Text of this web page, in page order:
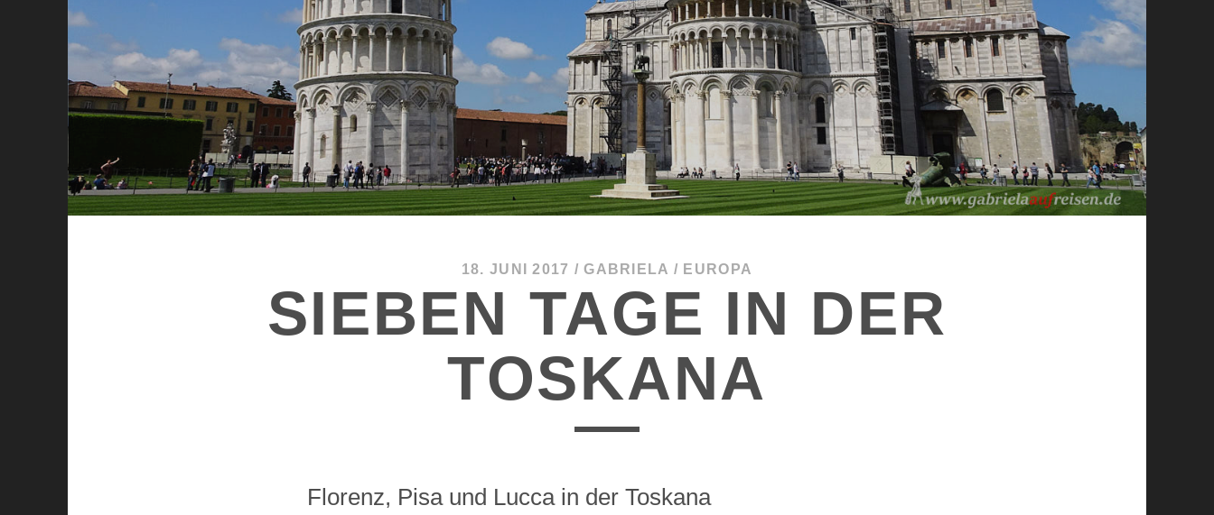
18. JUNI 2017 /GABRIELA / EUROPA
SIEBEN TAGE IN DER
TOSKANA
Florenz, Pisa und Lucca in der Toskana